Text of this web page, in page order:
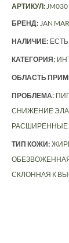
АРТИКУЛ:JM030
БРЕНД: JAN
НАЛИЧИЕ: ЕСТЬ
КАТЕГОРИЯ:
ОБЛАСТЬ
ПРОБЛЕМА:
СНИЖЕНИЕ
ТИП КОЖИ:
СКЛОННАЯ К